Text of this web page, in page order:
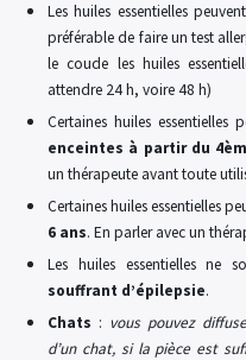
Les huiles essentielles
préférable de faire un test
le coude les huiles
attendre 24 h, voire 48 h)
Certaines huiles essentielles
enceintes à partir du
un thérapeute avant toute
Certaines huiles essentielles
6 ans. En parler avec un
Les huiles essentielles ne
souffrant d’épilepsie.
Chats : vous pouvez
d’un chat, si la pièce est